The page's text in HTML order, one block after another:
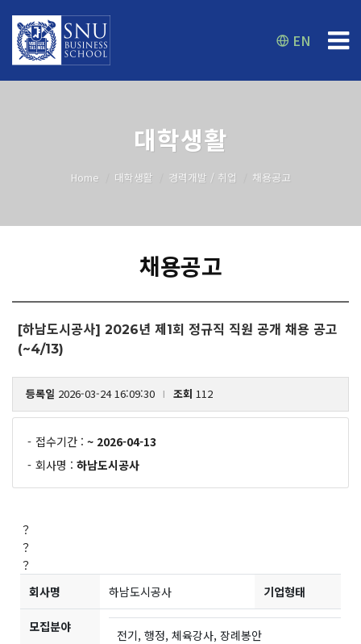
EN
대학생활
Home 대학생활 경력개발 / 취업 채용공고
채용공고
[하남도시공사] 2026년 제1회 정규직 직원 공개 채용 공고
(~4/13)
등록일 2026-03-24 16:09:30 조회 112
- 접수기간 : ~ 2026-04-13
- 회사명 : 하남도시공사
？
？
？
회사명
하남도시공사 기업형태
모집분야
전기, 행정, 체육강사, 장례봉안